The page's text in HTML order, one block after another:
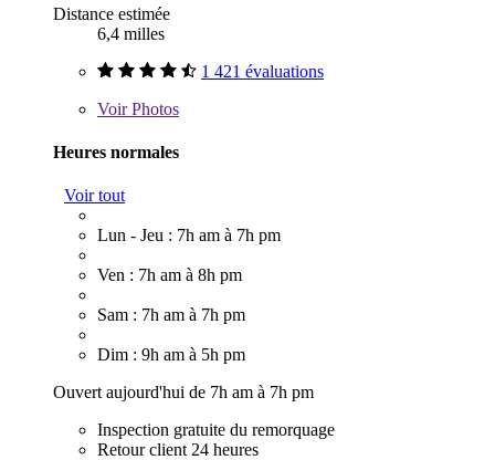
Distance estimée
6,4 milles
1 421 évaluations
VoirPhotos
Heures normales
Voir tout
Lun - Jeu : 7h am à 7h pm
Ven : 7h am à 8h pm
Sam : 7h am à 7h pm
Dim : 9h am à 5h pm
Ouvert aujourd'hui de 7h am à 7h pm
Inspection gratuite du remorquage
Retour client 24 heures